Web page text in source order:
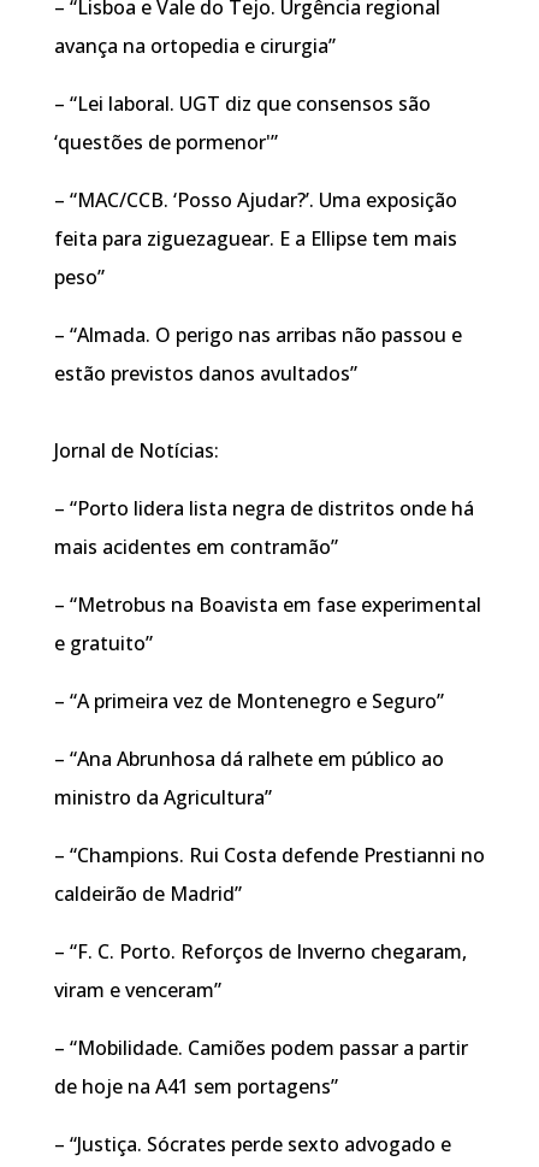
– “Lisboa e Vale do Tejo. Urgência regional
avança na ortopedia e cirurgia”
– “Lei laboral. UGT diz que consensos são
‘questões de pormenor'”
– “MAC/CCB. ‘Posso Ajudar?’. Uma exposição
feita para ziguezaguear. E a Ellipse tem mais
peso”
– “Almada. O perigo nas arribas não passou e
estão previstos danos avultados”
Jornal de Notícias:
– “Porto lidera lista negra de distritos onde há
mais acidentes em contramão”
– “Metrobus na Boavista em fase experimental
e gratuito”
– “A primeira vez de Montenegro e Seguro”
– “Ana Abrunhosa dá ralhete em público ao
ministro da Agricultura”
– “Champions. Rui Costa defende Prestianni no
caldeirão de Madrid”
– “F. C. Porto. Reforços de Inverno chegaram,
viram e venceram”
– “Mobilidade. Camiões podem passar a partir
de hoje na A41 sem portagens”
– “Justiça. Sócrates perde sexto advogado e